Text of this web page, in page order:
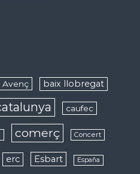
Avenç baix llobregat
caufec
comerç Concert
erc Esbart España